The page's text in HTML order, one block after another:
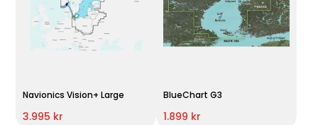
Navionics Vision+ Large
3.995 kr
BlueChart G3
1.899 kr